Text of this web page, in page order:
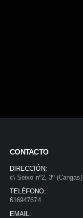
CONTACTO
DIRECCIÓN:
c\ Seixo nº2, 3º (Cangas)
TELÉFONO:
616947674
EMAIL: